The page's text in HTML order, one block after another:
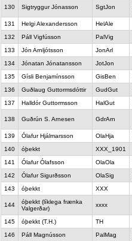
130 Sigtryggur Jónasson SgtJon
131 Helgi Alexandersson HelAle
132
Páll Vigfússon PalVig
133
Jón Arnljótsson JonArl
134
Jónatan Jónatansson JotJon
135
Gísli Benjamínsson GisBen
136
Guðlaug Guttormsdóttir GudGut
137
Halldór Guttormsson HalGut
138 Guðrún S. Arnesen GdrArn
139 Ólafur Hjálmarsson OlaHja
140
óþekkt XXX_1901
141
Ólafur Ólafsson OlaOla
142
Ólafur Sigurðsson OlaSig
143
óþekkt XXX
144
óþekkt (líklega frænka
Valgerðar)
xxxx
145 óþekkt (T.H.) TH
146
Páll Magnússon PalMag